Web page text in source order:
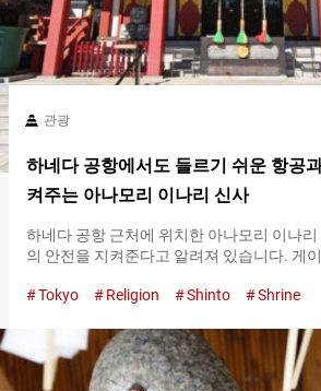
관광
하네다 공항에서도 들르기 쉬운 항공
켜주는 아나모리 이나리 신사
하네다 공항 근처에 위치한 아나모리 이나
의 안전을 지켜준다고 알려져 있습니다. 게
나리 역이 가장 가까워 여행 중에 방문하기
『우마무스메 프리티 더비（이하, 우마무스
Pretty Derby）』의 관련 장소로도 유명합
신사 센본 토리이를 지나 오쿠노미야와 이
Tokyo Religion Shinto Shrine